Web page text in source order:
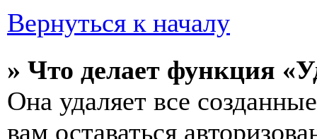
Вернуться к началу
» Что делает функция
Она удаляет все
вам оставаться